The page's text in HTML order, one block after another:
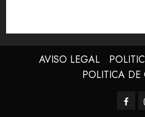
AVISO LEGAL
POLITICA DE